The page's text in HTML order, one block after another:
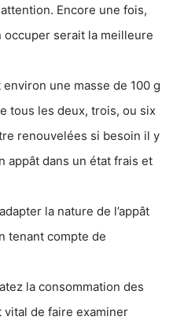
Encore une fois,
serait la meilleure
environ une masse de 100 g
tous les deux, trois, ou six
renouvelées si besoin il y
appât dans un état frais et
la nature de l’appât
tenant compte de
la consommation des
de faire examiner